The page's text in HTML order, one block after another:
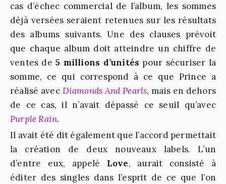
cas d’échec commercial de l’album, les sommes
déjà versées seraient retenues sur les résultats
des albums suivants. Une des clauses prévoit
que chaque album doit atteindre un chiffre de
ventes de5 millions d’unités pour sécuriser la
somme, ce qui correspond à ce que Prince a
réalisé avec Diamonds And Pearls, mais en dehors
de ce cas, il n’avait dépassé ce seuil qu’avec
Purple Rain.
Il avait été dit également que l’accord permettait
la création de deux nouveaux labels. L’un
d’entre eux, appelé Love, aurait consisté à
éditer des singles dans l’esprit de ce que l’on